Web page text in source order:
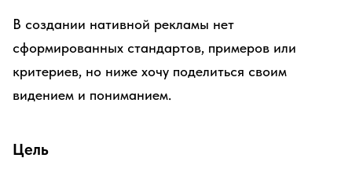
В создании нативной рекламы нет
сформированных стандартов, примеров или
критериев, но ниже хочу поделиться своим
видением и пониманием.
Цель